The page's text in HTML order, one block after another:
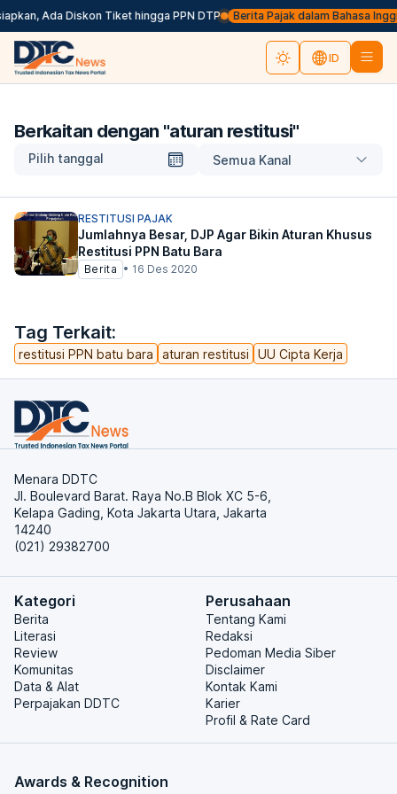
Ada Diskon Tiket hingga PPN DTP Berita Pajak dalam Bahasa
ID
Berkaitan dengan "aturan restitusi"
Pilih tanggal Semua Kanal
Tag Terkait:
restitusi PPN batu bara aturan restitusi UU Cipta Kerja
RESTITUSI PAJAK
Jumlahnya Besar, DJP Agar Bikin Aturan Khusus
Restitusi PPN Batu Bara
Berita • 16 Des 2020
Menara DDTC
Jl. Boulevard Barat. Raya No.B Blok XC 5-6,
Kelapa Gading, Kota Jakarta Utara, Jakarta
14240
(021) 29382700
Kategori
Berita
Literasi
Review
Komunitas
Data & Alat
Perpajakan DDTC
Perusahaan
Tentang Kami
Redaksi
Pedoman Media Siber
Disclaimer
Kontak Kami
Karier
Profil & Rate Card
Awards & Recognition